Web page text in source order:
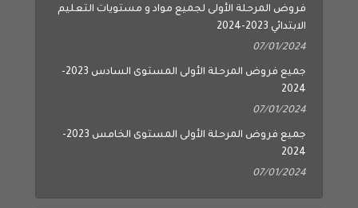
فروض المرحلة الأولى لجميع مواد و مستويات التعليم
الابتدائي 2023-2024
07/01/2024
جميع فروض المرحلة الأولى المستوى السادس 2023-
2024
07/01/2024
جميع فروض المرحلة الأولى المستوى الخامس 2023-
2024
07/01/2024